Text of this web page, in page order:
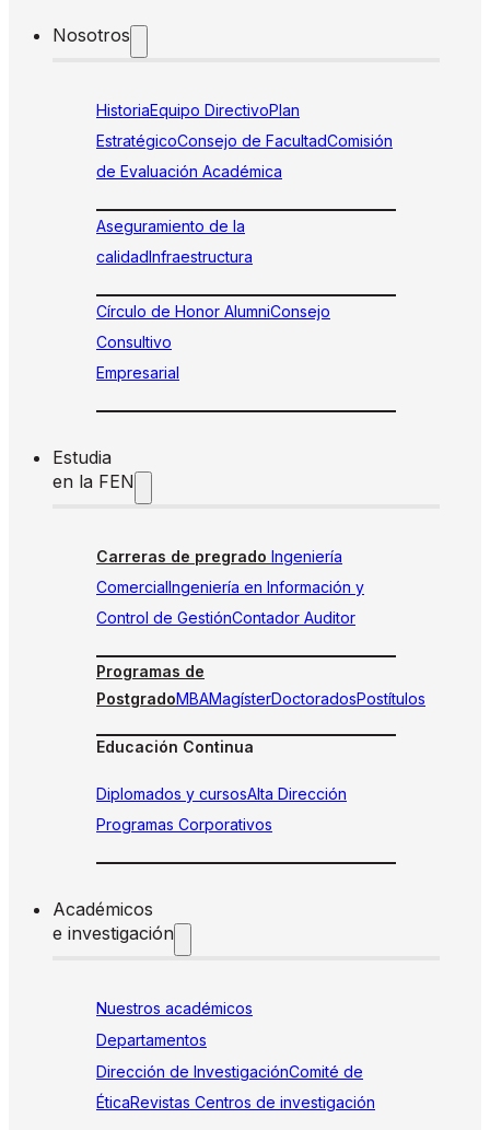
Nosotros
HistoriaEquipo DirectivoPlan
EstratégicoConsejo de FacultadComisión
de Evaluación Académica
Aseguramiento de la
calidadInfraestructura
Círculo de Honor AlumniConsejo
Consultivo
Empresarial
Estudia
en la FEN
Carreras de pregrado Ingeniería
ComercialIngeniería en Información y
Control de GestiónContador Auditor
Programas de
PostgradoMBAMagísterDoctoradosPostítulos
Educación Continua
Diplomados y cursosAlta Dirección
Programas Corporativos
Académicos
e investigación
Nuestros académicos
Departamentos
Dirección de InvestigaciónComité de
ÉticaRevistas Centros de investigación